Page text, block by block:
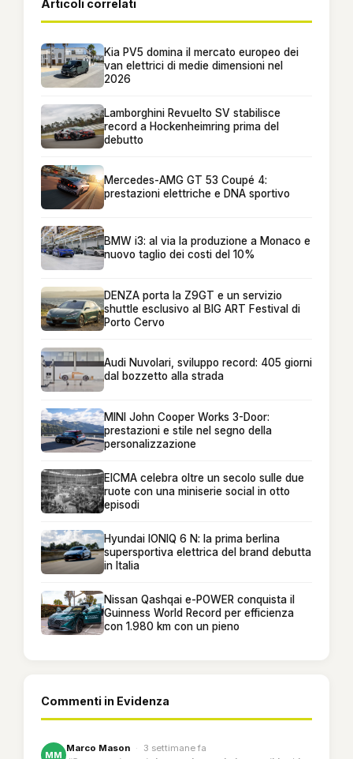
Articoli correlati
Kia PV5 domina il mercato europeo dei
van elettrici di medie dimensioni nel
2026
Lamborghini Revuelto SV stabilisce
record a Hockenheimring prima del
debutto
Mercedes-AMG GT 53 Coupé 4:
prestazioni elettriche e DNA sportivo
BMW i3: al via la produzione a Monaco e
nuovo taglio dei costi del 10%
DENZA porta la Z9GT e un servizio
shuttle esclusivo al BIG ART Festival di
Porto Cervo
Audi Nuvolari, sviluppo record: 405 giorni
dal bozzetto alla strada
MINI John Cooper Works 3-Door:
prestazioni e stile nel segno della
personalizzazione
EICMA celebra oltre un secolo sulle due
ruote con una miniserie social in otto
episodi
Hyundai IONIQ 6 N: la prima berlina
supersportiva elettrica del brand debutta
in Italia
Nissan Qashqai e-POWER conquista il
Guinness World Record per efficienza
con 1.980 km con un pieno
Commenti in Evidenza
MM
Marco Mason · 3 settimane fa